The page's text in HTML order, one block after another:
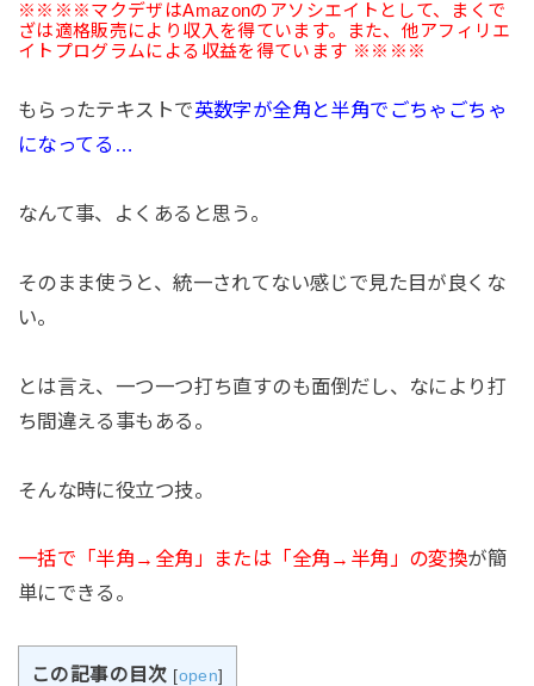
※※※※マクデザはAmazonのアソシエイトとして、まくで
ざは適格販売により収入を得ています。また、他アフィリエ
イトプログラムによる収益を得ています ※※※※
もらったテキストで英数字が全角と半角でごちゃごちゃ
になってる…
なんて事、よくあると思う。
そのまま使うと、統一されてない感じで見た目が良くな
い。
とは言え、一つ一つ打ち直すのも面倒だし、なにより打
ち間違える事もある。
そんな時に役立つ技。
一括で「半角→全角」または「全角→半角」の変換が簡
単にできる。
この記事の目次 [open]